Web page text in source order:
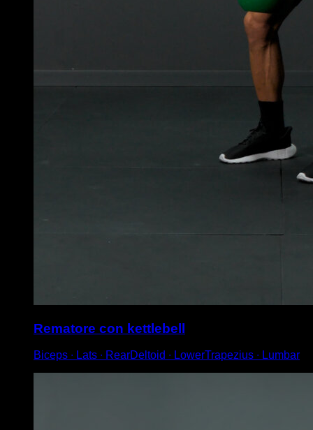
Rematore con kettlebell
Biceps ∙ Lats ∙ RearDeltoid ∙ LowerTrapezius ∙ Lumbar